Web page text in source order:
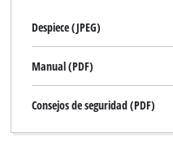
Despiece (JPEG)
Manual (PDF)
Consejos de seguridad (PDF)